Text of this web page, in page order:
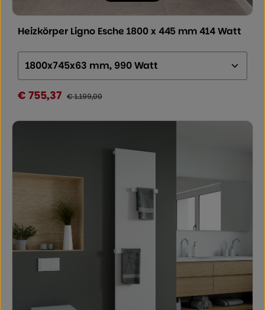
Durchschnittliche Bewertung von 0
Heizkörper Ligno Esche 1800 x 445 mm 414 Watt
Größe (Höhe x Breite x Tiefe):
Verkaufspreis:
€ 755,37 Regulärer Preis:
€ 1.199,00